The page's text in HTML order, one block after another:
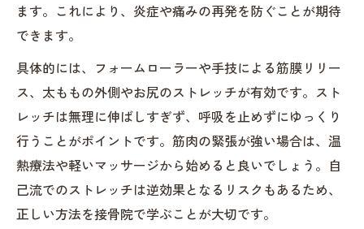
ます。これにより、炎症や痛みの再発を防ぐことが期待
できます。
具体的には、フォームローラーや手技による筋膜リリー
ス、太ももの外側やお尻のストレッチが有効です。スト
レッチは無理に伸ばしすぎず、呼吸を止めずにゆっくり
行うことがポイントです。筋肉の緊張が強い場合は、温
熱療法や軽いマッサージから始めると良いでしょう。自
己流でのストレッチは逆効果となるリスクもあるため、
正しい方法を接骨院で学ぶことが大切です。